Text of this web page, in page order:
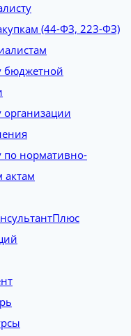
(44-ФЗ, 223-ФЗ)
бюджетной
организации
по нормативно-
актам